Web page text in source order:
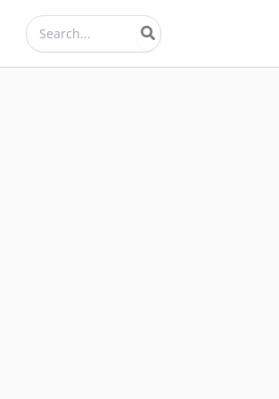
Search
for: